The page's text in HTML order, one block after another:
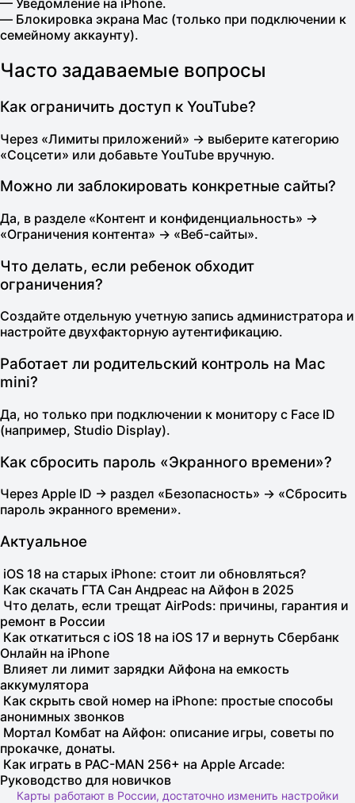
— Уведомление на iPhone.
— Блокировка экрана Mac (только при подключении к
семейному аккаунту).
Часто задаваемые вопросы
Как ограничить доступ к YouTube?
Через «Лимиты приложений» → выберите категорию
«Соцсети» или добавьте YouTube вручную.
Можно ли заблокировать конкретные сайты?
Да, в разделе «Контент и конфиденциальность» →
«Ограничения контента» → «Веб-сайты».
Что делать, если ребенок обходит
ограничения?
Создайте отдельную учетную запись администратора и
настройте двухфакторную аутентификацию.
Работает ли родительский контроль на Mac
mini?
Да, но только при подключении к монитору с Face ID
(например, Studio Display).
Как сбросить пароль «Экранного времени»?
Через Apple ID → раздел «Безопасность» → «Сбросить
пароль экранного времени».
Актуальное
iOS 18 на старых iPhone: стоит ли обновляться?
Как скачать ГТА Сан Андреас на Айфон в 2025
Что делать, если трещат AirPods: причины, гарантия и
ремонт в России
Как откатиться с iOS 18 на iOS 17 и вернуть Сбербанк
Онлайн на iPhone
Влияет ли лимит зарядки Айфона на емкость
аккумулятора
Как скрыть свой номер на iPhone: простые способы
анонимных звонков
Мортал Комбат на Айфон: описание игры, советы по
прокачке, донаты.
Как играть в PAC-MAN 256+ на Apple Arcade:
Руководство для новичков
Карты работают в России, достаточно изменить настройки